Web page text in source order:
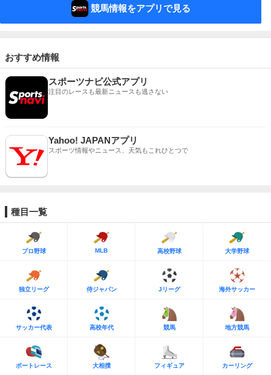
競馬情報をアプリで見る
おすすめ情報
スポーツナビ公式アプリ
注目のレースも最新ニュースも逃さない
Yahoo! JAPANアプリ
スポーツ情報やニュース、天気もこれひとつで
種目一覧
プロ野球 MLB 高校野球 大学野球
独立リーグ 侍ジャパン Jリーグ 海外サッカー
サッカー代表 高校年代 競馬 地方競馬
ボートレース 大相撲 フィギュア カーリング